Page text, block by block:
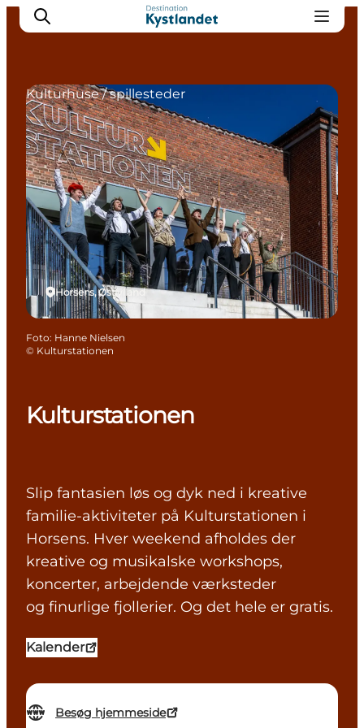
Det sker
Byer
Oplevelser
Overnatning
Køb billet
Kulturstationen
Slip fantasien løs og dyk ned i kreative
familie-aktiviteter på Kulturstationen i
Horsens. Hver weekend afholdes der
kreative og musikalske workshops,
koncerter, arbejdende værksteder
og finurlige fjollerier. Og det hele er gratis.
Kalender
Besøg hjemmeside
Horsens, Østjylland
Kulturhuse / spillesteder
Foto: Hanne Nielsen
© Kulturstationen